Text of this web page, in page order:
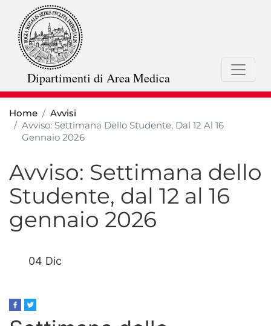
Dipartimenti di Area Medica
Home
Avvisi
Avviso: Settimana Dello Studente, Dal 12 Al 16
Gennaio 2026
Avviso: Settimana dello
Studente, dal 12 al 16
gennaio 2026
04 Dic